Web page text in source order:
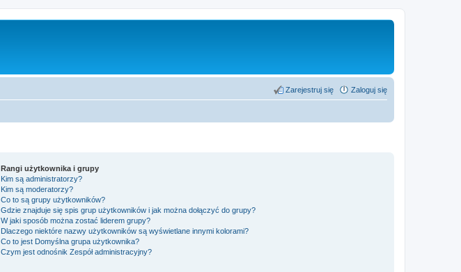
Zaloguj się
Zarejestruj się
Rangi użytkownika i grupy
Kim są administratorzy?
Kim są moderatorzy?
Co to są grupy użytkowników?
Gdzie znajduje się spis grup użytkowników i jak można dołączyć do grupy?
W jaki sposób można zostać liderem grupy?
Dlaczego niektóre nazwy użytkowników są wyświetlane innymi kolorami?
Co to jest Domyślna grupa użytkownika?
Czym jest odnośnikZespół administracyjny?